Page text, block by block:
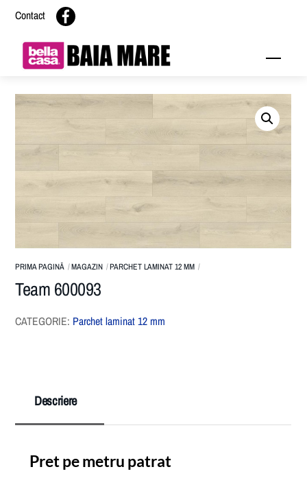
Skip
content
Contact
Menu
PRIMA PAGINĂ MAGAZIN PARCHET LAMINAT 12 MM
Team 600093
CATEGORIE: Parchet laminat 12 mm
Descriere
Pret pe metru patrat